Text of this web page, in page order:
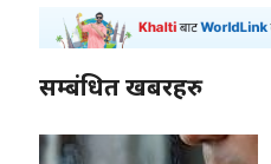
सम्बंधित खबरहरु